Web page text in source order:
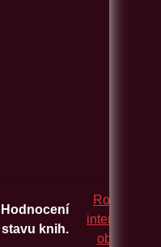
Hodnocení
stavu knih.
Rozcestník
obchodů.